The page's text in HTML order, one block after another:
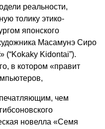
реальности,
толику этико-
японского
Масамунэ Сиро
(“Kokaky Kidontai”).
в котором «правит
чем
новелла «Семя